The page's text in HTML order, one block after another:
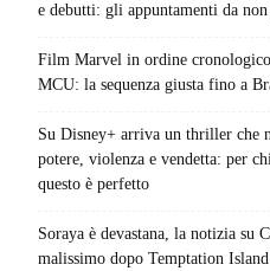
e debutti: gli appuntamenti da non
Film Marvel in ordine
MCU: la sequenza giusta fino a
Su Disney+ arriva un thriller che
potere, violenza e vendetta: per
questo è perfetto
Soraya è devastana, la notizia su
malissimo dopo Temptation Island